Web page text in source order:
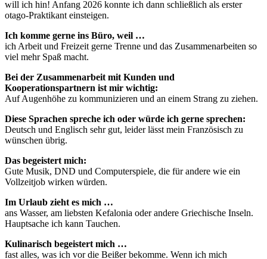
will ich hin! Anfang 2026 konnte ich dann schließlich als erster
otago-Praktikant einsteigen.
Ich komme gerne ins Büro, weil …
ich Arbeit und Freizeit gerne Trenne und das Zusammenarbeiten so
viel mehr Spaß macht.
Bei der Zusammenarbeit mit Kunden und
Kooperationspartnern ist mir wichtig:
Auf Augenhöhe zu kommunizieren und an einem Strang zu ziehen.
Diese Sprachen spreche ich oder würde ich gerne sprechen:
Deutsch und Englisch sehr gut, leider lässt mein Französisch zu
wünschen übrig.
Das begeistert mich:
Gute Musik, DND und Computerspiele, die für andere wie ein
Vollzeitjob wirken würden.
Im Urlaub zieht es mich …
ans Wasser, am liebsten Kefalonia oder andere Griechische Inseln.
Hauptsache ich kann Tauchen.
Kulinarisch begeistert mich …
fast alles, was ich vor die Beißer bekomme. Wenn ich mich